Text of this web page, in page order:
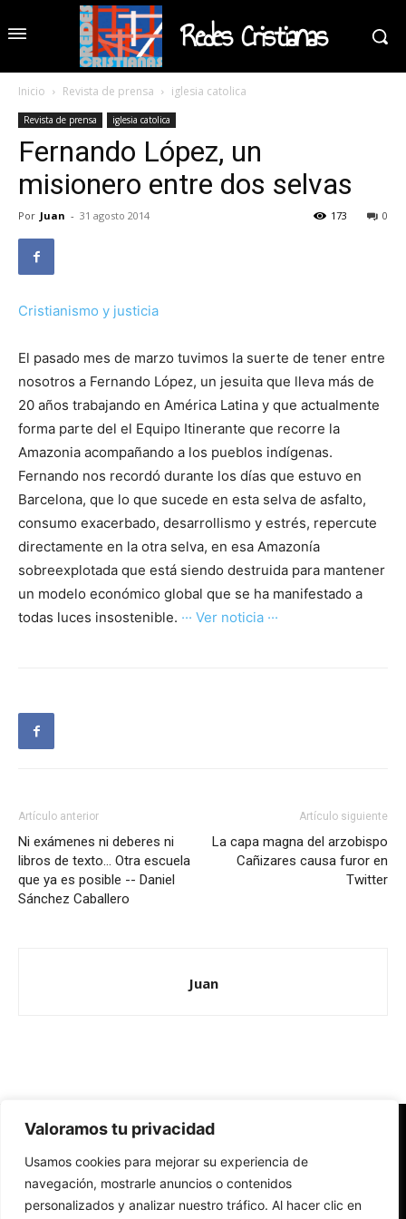
Valoramos tu privacidad
Usamos cookies para mejorar su experiencia de
navegación, mostrarle anuncios o contenidos
personalizados y analizar nuestro tráfico. Al hacer clic en
Redes Cristianas
Inicio Revista de prensa iglesia catolica
Revista de prensa iglesia catolica
Fernando López, un
misionero entre dos selvas
Por Juan - 31 agosto 2014 0
173
Cristianismo y justicia
El pasado mes de marzo tuvimos la suerte de tener entre
nosotros a Fernando López, un jesuita que lleva más de
20 años trabajando en América Latina y que actualmente
forma parte del el Equipo Itinerante que recorre la
Amazonia acompañando a los pueblos indígenas.
Fernando nos recordó durante los días que estuvo en
Barcelona, que lo que sucede en esta selva de asfalto,
consumo exacerbado, desarrollismo y estrés, repercute
directamente en la otra selva, en esa Amazonía
sobreexplotada que está siendo destruida para mantener
un modelo económico global que se ha manifestado a
todas luces insostenible. ··· Ver noticia ···
Artículo anterior
Ni exámenes ni deberes ni
libros de texto… Otra escuela
que ya es posible -- Daniel
Sánchez Caballero
Artículo siguiente
La capa magna del arzobispo
Cañizares causa furor en
Twitter
Juan
Redes Cristianas
Una mirada alternativa sobre la Iglesia católica y la sociedad
- Colectivos de Redes Cristianas